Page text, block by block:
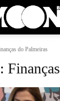
do Palmeiras